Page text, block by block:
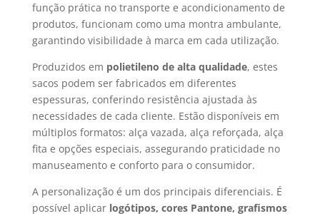
função prática no transporte e acondicionamento de
produtos, funcionam como uma montra ambulante,
garantindo visibilidade à marca em cada utilização.
Produzidos em polietileno de alta qualidade, estes
sacos podem ser fabricados em diferentes
espessuras, conferindo resistência ajustada às
necessidades de cada cliente. Estão disponíveis em
múltiplos formatos: alça vazada, alça reforçada, alça
fita e opções especiais, assegurando praticidade no
manuseamento e conforto para o consumidor.
A personalização é um dos principais diferenciais. É
possível aplicar logótipos, cores Pantone, grafismos